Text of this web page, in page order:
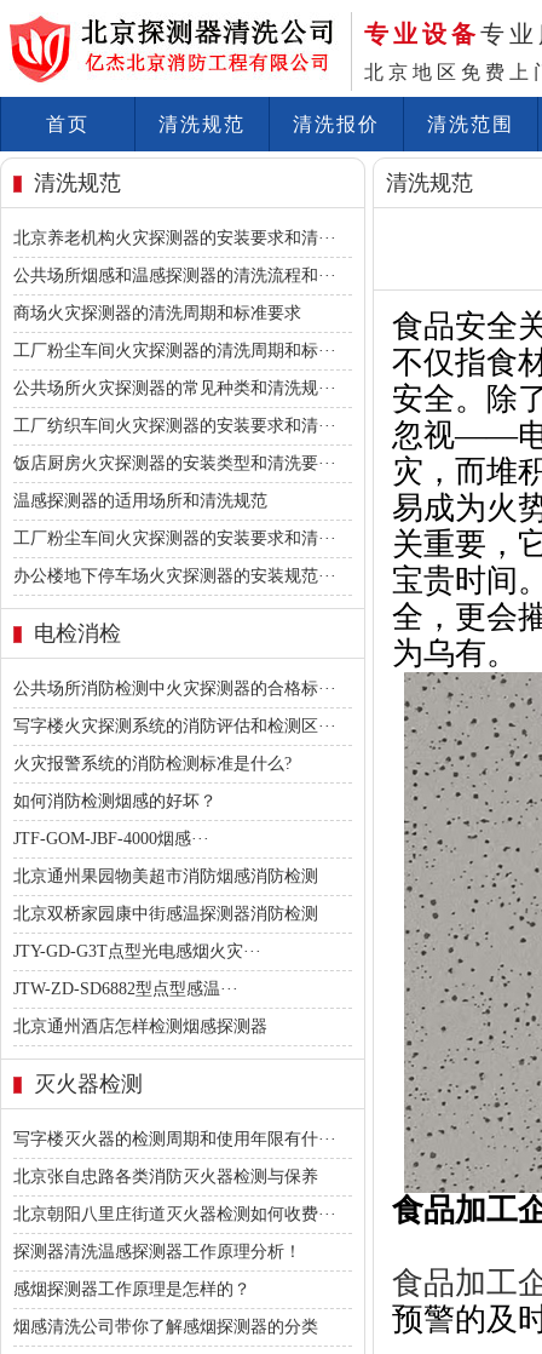
专业设备专
北京地区免费上
首页 清洗规范 清洗报价 清洗范围
清洗规范
北京养老机构火灾探测器的安装要求和清···
公共场所烟感和温感探测器的清洗流程和···
商场火灾探测器的清洗周期和标准要求
工厂粉尘车间火灾探测器的清洗周期和标···
公共场所火灾探测器的常见种类和清洗规···
工厂纺织车间火灾探测器的安装要求和清···
饭店厨房火灾探测器的安装类型和清洗要···
温感探测器的适用场所和清洗规范
工厂粉尘车间火灾探测器的安装要求和清···
办公楼地下停车场火灾探测器的安装规范···
电检消检
公共场所消防检测中火灾探测器的合格标···
写字楼火灾探测系统的消防评估和检测区···
火灾报警系统的消防检测标准是什么?
如何消防检测烟感的好坏？
JTF-GOM-JBF-4000烟感···
北京通州果园物美超市消防烟感消防检测
北京双桥家园康中街感温探测器消防检测
JTY-GD-G3T点型光电感烟火灾···
JTW-ZD-SD6882型点型感温···
北京通州酒店怎样检测烟感探测器
灭火器检测
写字楼灭火器的检测周期和使用年限有什···
北京张自忠路各类消防灭火器检测与保养
北京朝阳八里庄街道灭火器检测如何收费···
探测器清洗温感探测器工作原理分析！
感烟探测器工作原理是怎样的？
烟感清洗公司带你了解感烟探测器的分类
清洗规范
食品安全
不仅指食
安全。除
忽视——电
灾，而堆
易成为火
关重要，
宝贵时间
全，更会
为乌有。
食品加工
食品加工
预警的及